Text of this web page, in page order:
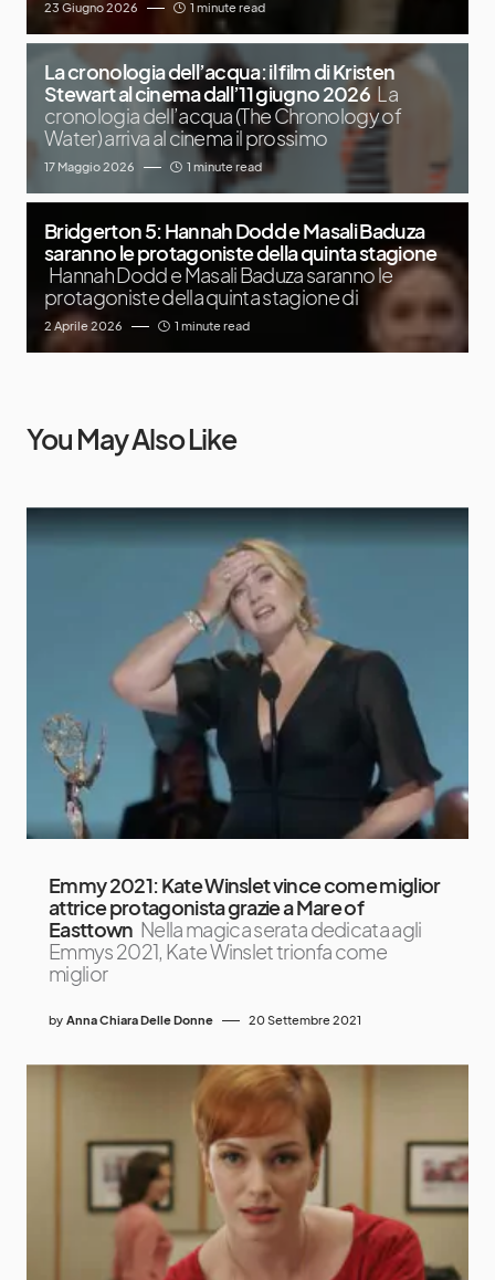
23 Giugno 2026 1 minute read
La cronologia dell’acqua: il film di Kristen
Stewart al cinema dall’11 giugno 2026 La
cronologia dell’acqua (The Chronology of
Water) arriva al cinema il prossimo
17 Maggio 2026 1 minute read
Bridgerton 5: Hannah Dodd e Masali Baduza
saranno le protagoniste della quinta stagione
Hannah Dodd e Masali Baduza saranno le
protagoniste della quinta stagione di
2 Aprile 2026 1 minute read
You May Also Like
Emmy 2021: Kate Winslet vince come miglior
attrice protagonista grazie a Mare of
Easttown Nella magica serata dedicata agli
Emmys 2021, Kate Winslet trionfa come
miglior
by Anna Chiara Delle Donne 20 Settembre 2021